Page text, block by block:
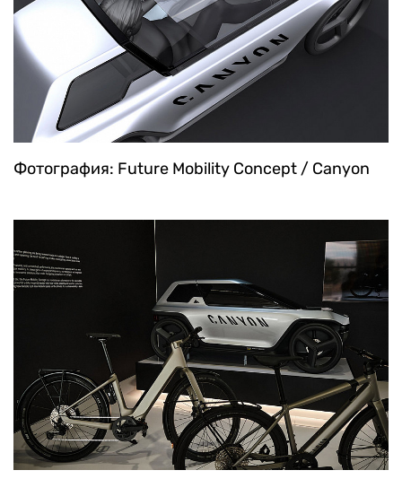
Фотография: Future Mobility Concept / Canyon